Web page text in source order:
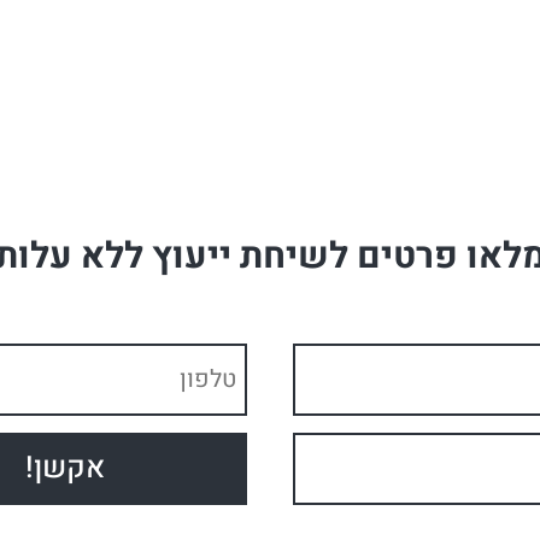
פרטים לשיחת ייעוץ ללא